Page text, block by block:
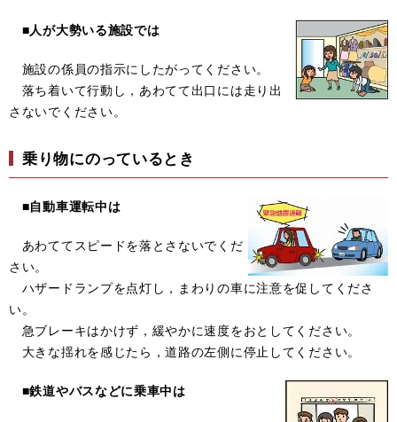
■人が大勢いる施設では
施設の係員の指示にしたがってください。
落ち着いて行動し，あわてて出口には走り出
さないでください。
乗り物にのっているとき
■自動車運転中は
あわててスピードを落とさないでくだ
さい。
ハザードランプを点灯し，まわりの車に注意を促してくださ
い。
急ブレーキはかけず，緩やかに速度をおとしてください。
大きな揺れを感じたら，道路の左側に停止してください。
■鉄道やバスなどに乗車中は